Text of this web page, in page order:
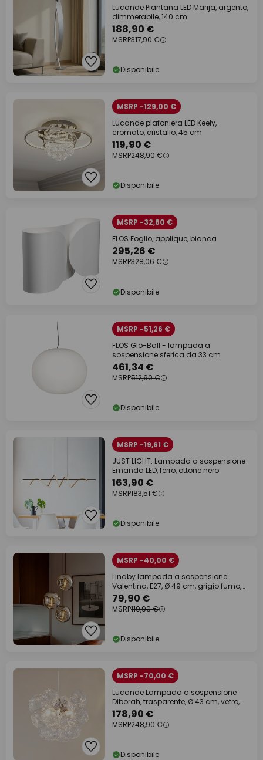
Lucande Piantana LED Marija, argento,
dimmerabile, 140 cm
188,90 €
MSRP317,90 €
Disponibile
MSRP -129,00 €
Lucande plafoniera LED Keely,
cromato, cristallo, 45 cm
119,90 €
MSRP248,90 €
Disponibile
MSRP -32,80 €
FLOS Foglio, applique, bianca
295,26 €
MSRP328,06 €
Disponibile
MSRP -51,26 €
FLOS Glo-Ball - lampada a
sospensione sferica da 33 cm
461,34 €
MSRP512,60 €
Disponibile
MSRP -19,61 €
JUST LIGHT. Lampada a sospensione
Emanda LED, ferro, ottone nero
163,90 €
MSRP183,51 €
Disponibile
MSRP -40,00 €
Lindby lampada a sospensione
Valentina, E27, Ø 49 cm, grigio fumo,
vetro
79,90 €
MSRP119,90 €
Disponibile
MSRP -70,00 €
Lucande Lampada a sospensione
Diborah, trasparente, Ø 43 cm, vetro,
G9
178,90 €
MSRP248,90 €
Disponibile